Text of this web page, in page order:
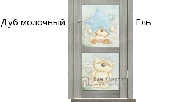
Дуб молочный Ель